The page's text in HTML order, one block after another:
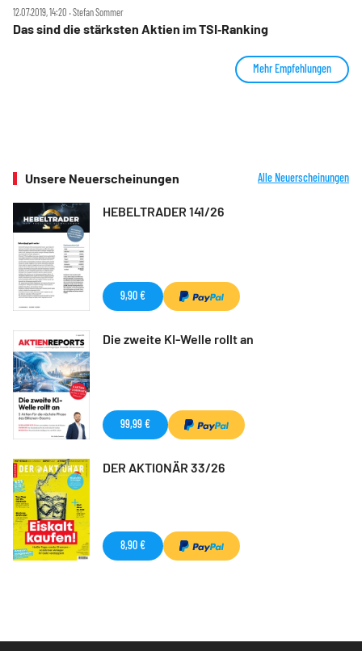
12.07.2019, 14:20 ‧ Stefan Sommer
Das sind die stärksten Aktien im TSI‑Ranking
Mehr Empfehlungen
Unsere Neuerscheinungen Alle Neuerscheinungen
HEBELTRADER 141/26
9,90 €
Die zweite KI-Welle rollt an
99,99 €
DER AKTIONÄR 33/26
8,90 €